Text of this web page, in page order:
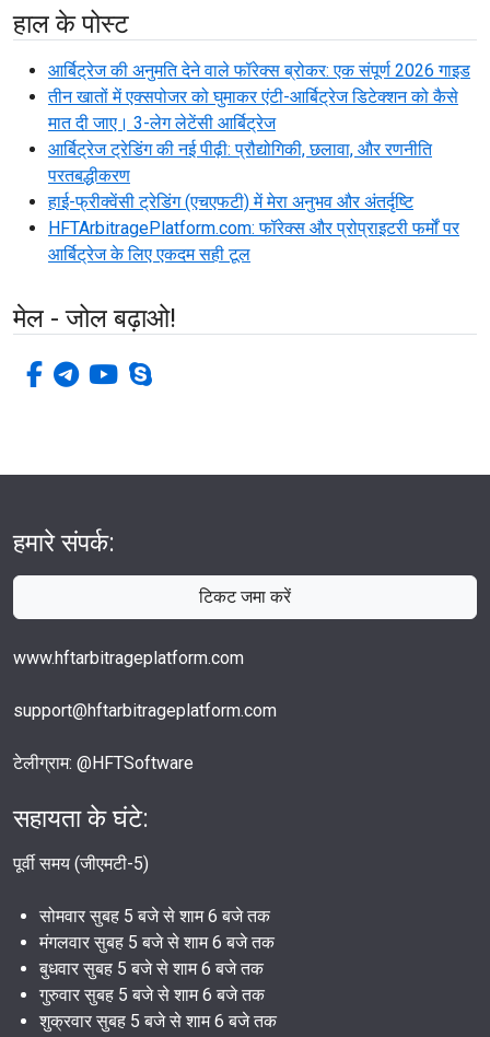
हाल के पोस्ट
आर्बिट्रेज की अनुमति देने वाले फॉरेक्स ब्रोकर: एक संपूर्ण 2026 गाइड
तीन खातों में एक्सपोजर को घुमाकर एंटी-आर्बिट्रेज डिटेक्शन को कैसे
मात दी जाए। 3-लेग लेटेंसी आर्बिट्रेज
आर्बिट्रेज ट्रेडिंग की नई पीढ़ी: प्रौद्योगिकी, छलावा, और रणनीति
परतबद्धीकरण
हाई-फ्रीक्वेंसी ट्रेडिंग (एचएफटी) में मेरा अनुभव और अंतर्दृष्टि
HFTArbitragePlatform.com: फॉरेक्स और प्रोप्राइटरी फर्मों पर
आर्बिट्रेज के लिए एकदम सही टूल
मेल - जोल बढ़ाओ!
फेसबुक-एफ
टेलीग्रामयूट्यूबस्काइप
हमारे संपर्क:
टिकट जमा करें
www.hftarbitrageplatform.com
support@hftarbitrageplatform.com
टेलीग्राम: @HFTSoftware
सहायता के घंटे:
पूर्वी समय (जीएमटी-5)
सोमवार सुबह 5 बजे से शाम 6 बजे तक
मंगलवार सुबह 5 बजे से शाम 6 बजे तक
बुधवार सुबह 5 बजे से शाम 6 बजे तक
गुरुवार सुबह 5 बजे से शाम 6 बजे तक
शुक्रवार सुबह 5 बजे से शाम 6 बजे तक